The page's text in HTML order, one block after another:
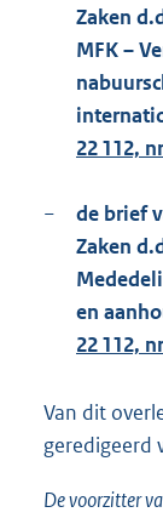
Zaken
MFK –
22 112,
−
de brief
Zaken
en
22 112,
Van dit
geredigeerd
De voorzitter